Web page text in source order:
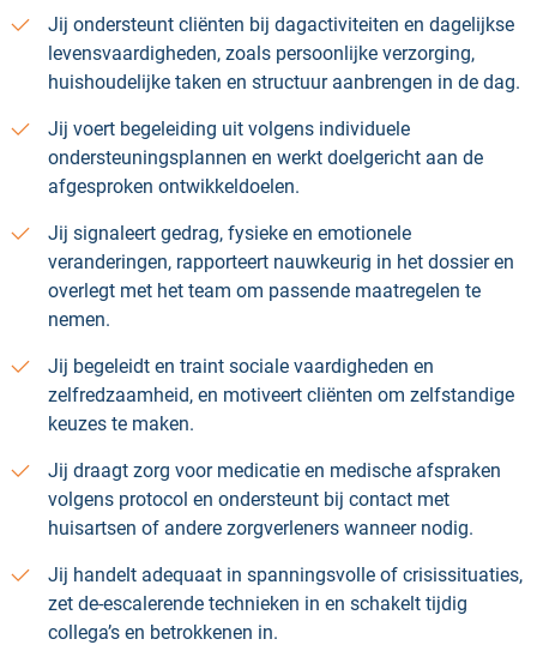
Jij ondersteunt cliënten bij dagactiviteiten en dagelijkse
levensvaardigheden, zoals persoonlijke verzorging,
huishoudelijke taken en structuur aanbrengen in de dag.
Jij voert begeleiding uit volgens individuele
ondersteuningsplannen en werkt doelgericht aan de
afgesproken ontwikkeldoelen.
Jij signaleert gedrag, fysieke en emotionele
veranderingen, rapporteert nauwkeurig in het dossier en
overlegt met het team om passende maatregelen te
nemen.
Jij begeleidt en traint sociale vaardigheden en
zelfredzaamheid, en motiveert cliënten om zelfstandige
keuzes te maken.
Jij draagt zorg voor medicatie en medische afspraken
volgens protocol en ondersteunt bij contact met
huisartsen of andere zorgverleners wanneer nodig.
Jij handelt adequaat in spanningsvolle of crisissituaties,
zet de-escalerende technieken in en schakelt tijdig
collega’s en betrokkenen in.